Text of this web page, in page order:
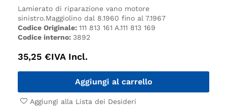
Lamierato di riparazione vano motore
sinistro.Maggiolino dal 8.1960 fino al 7.1967
Codice Originale: 111 813 161 A.111 813 169
Codice interno: 3892
35,25 €IVA Incl.
Aggiungi al carrello
Aggiungi alla Lista dei Desideri